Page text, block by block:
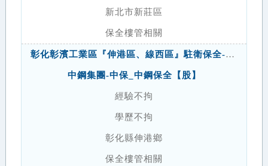
新北市新莊區
保全樓管相關
彰化彰濱工業區『伸港區、線西區』駐衛保全-(派駐-長春化工)
中鋼集團-中保_中鋼保全【股】
經驗不拘
學歷不拘
彰化縣伸港鄉
保全樓管相關